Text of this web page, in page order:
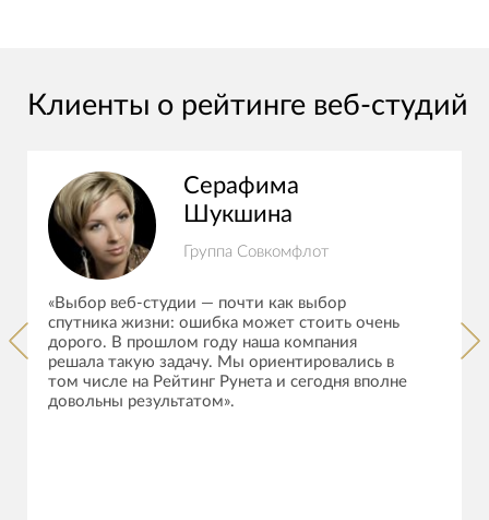
Клиенты о рейтинге веб-студий
Серафима
Шукшина
Группа Совкомфлот
«Выбор веб-студии — почти как выбор
спутника жизни: ошибка может стоить очень
дорого. В прошлом году наша компания
решала такую задачу. Мы ориентировались в
том числе на Рейтинг Рунета и сегодня вполне
довольны результатом».